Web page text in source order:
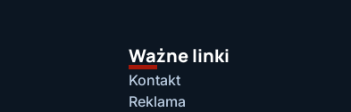
Ważne linki
Kontakt
Reklama